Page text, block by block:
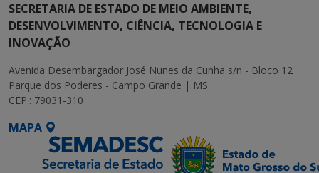
SECRETARIA DE ESTADO DE MEIO AMBIENTE,
DESENVOLVIMENTO, CIÊNCIA, TECNOLOGIA E
INOVAÇÃO
Avenida Desembargador José Nunes da Cunha s/n - Bloco 12
Parque dos Poderes - Campo Grande | MS
CEP.: 79031-310
MAPA